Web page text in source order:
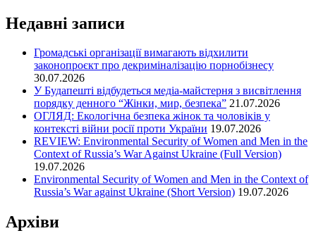
Недавні записи
Громадські організації вимагають відхилити
законопроєкт про декриміналізацію порнобізнесу
30.07.2026
У Будапешті відбудеться медіа-майстерня з висвітлення
порядку денного “Жінки, мир, безпека” 21.07.2026
ОГЛЯД: Екологічна безпека жінок та чоловіків у
контексті війни росії проти України 19.07.2026
REVIEW: Environmental Security of Women and Men in the
Context of Russia’s War Against Ukraine (Full Version)
19.07.2026
Environmental Security of Women and Men in the Context of
Russia’s War against Ukraine (Short Version) 19.07.2026
Архіви